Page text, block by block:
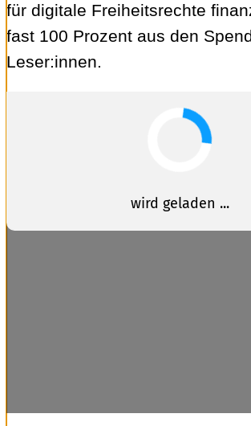
für digitale Freiheitsrechte
fast 100 Prozent aus den
Leser:innen.